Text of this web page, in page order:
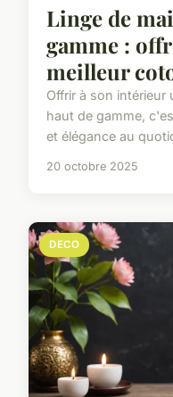
Linge de
gamme :
meilleur
Offrir à son intérieur
haut de gamme,
et élégance au
20 octobre 2025
DECO